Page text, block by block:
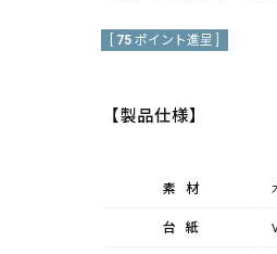
75 ポイント進呈 ]
【製品仕様】
素材
台紙